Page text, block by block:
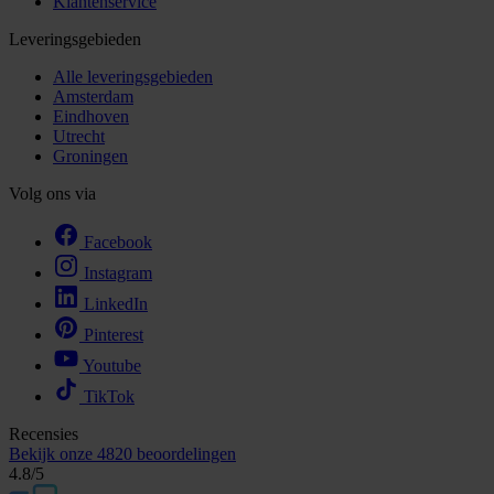
Leveringsgebieden
Alle leveringsgebieden
Amsterdam
Eindhoven
Utrecht
Groningen
Volg ons via
Facebook
Instagram
LinkedIn
Pinterest
Youtube
TikTok
Recensies
Bekijk onze 4820 beoordelingen
4.8/5